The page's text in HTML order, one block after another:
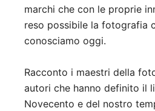
marchi che con le proprie
reso possibile la fotografia
conosciamo oggi.
Racconto i maestri della
autori che hanno definito il
Novecento e del nostro